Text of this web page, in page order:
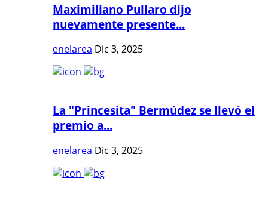
Maximiliano Pullaro dijo
nuevamente presente...
enelarea Dic 3, 2025
La "Princesita" Bermúdez se llevó el
premio a...
enelarea Dic 3, 2025